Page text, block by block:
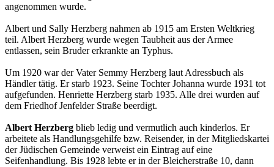
angenommen wurde.
Albert und Sally Herzberg nahmen ab 1915 am Ersten Weltkrieg
teil. Albert Herzberg wurde wegen Taubheit aus der Armee
entlassen, sein Bruder erkrankte an Typhus.
Um 1920 war der Vater Semmy Herzberg laut Adressbuch als
Händler tätig. Er starb 1923. Seine Tochter Johanna wurde 1931 tot
aufgefunden. Henriette Herzberg starb 1935. Alle drei wurden auf
dem Friedhof Jenfelder Straße beerdigt.
Albert Herzberg blieb ledig und vermutlich auch kinderlos. Er
arbeitete als Handlungsgehilfe bzw. Reisender, in der Mitgliedskartei
der Jüdischen Gemeinde verweist ein Eintrag auf eine
Seifenhandlung. Bis 1928 lebte er in der Bleicherstraße 10, dann